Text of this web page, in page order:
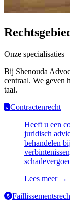
Onze specialisaties
Bij Shenouda
centraal. We geven
taal.
Contractenrecht
Heeft u een
juridisch
behandelen
Lees meer →